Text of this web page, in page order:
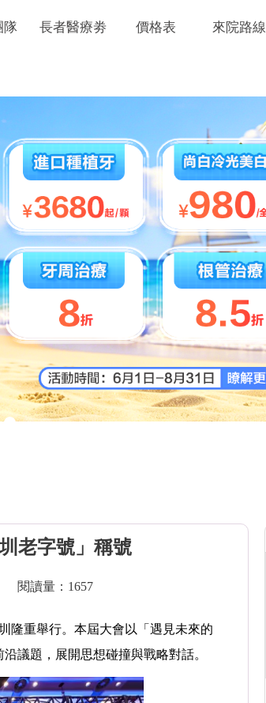
隊 長者醫療劵 價格表 來院路線
老字號」稱號
閱讀量：1657
重舉行。本屆大會以「遇見未來的
議題，展開思想碰撞與戰略對話。